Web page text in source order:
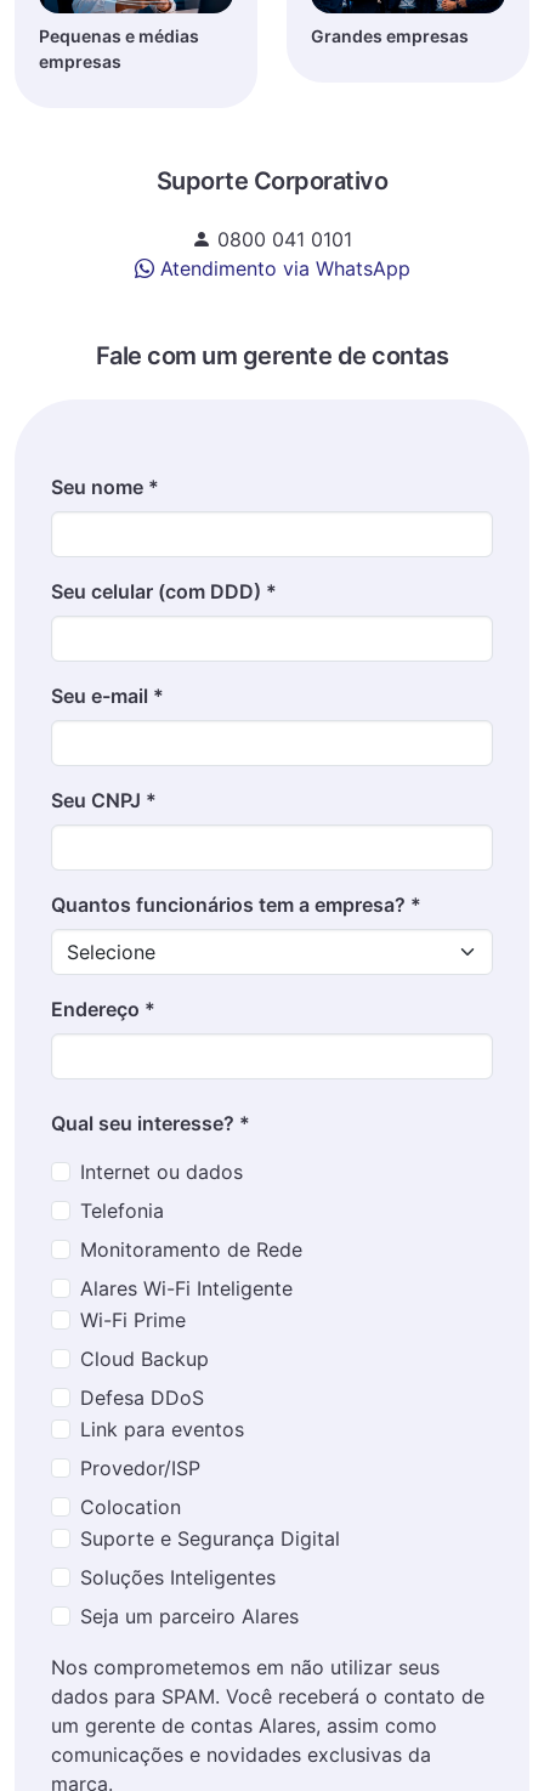
Pequenas e médias
empresas
Grandes empresas
Suporte Corporativo
0800 041 0101
Atendimento via WhatsApp
Fale com um gerente de contas
Seu nome *
Seu celular (com DDD) *
Seu e-mail *
Seu CNPJ *
Quantos funcionários tem a empresa? *
Endereço *
Qual seu interesse? *
Internet ou dados
Telefonia
Monitoramento de Rede
Alares Wi-Fi Inteligente
Wi-Fi Prime
Cloud Backup
Defesa DDoS
Link para eventos
Provedor/ISP
Colocation
Suporte e Segurança Digital
Soluções Inteligentes
Seja um parceiro Alares
Nos comprometemos em não utilizar seus
dados para SPAM. Você receberá o contato de
um gerente de contas Alares, assim como
comunicações e novidades exclusivas da
marca.